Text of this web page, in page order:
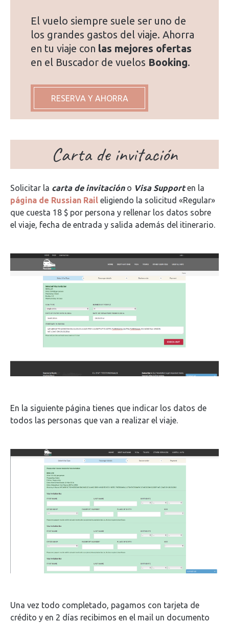
El vuelo siempre suele ser uno de
los grandes gastos del viaje. Ahorra
en tu viaje con las mejores ofertas
en el Buscador de vuelos Booking.
RESERVA Y AHORRA
Carta de invitación
Solicitar la carta de invitacióno Visa Supporten la
página de Russian Rail eligiendo la solicitud «Regular»
que cuesta 18 $ por persona y rellenar los datos sobre
el viaje, fecha de entrada y salida además del itinerario.
En la siguiente página tienes que indicar los datos de
todos las personas que van a realizar el viaje.
Una vez todo completado, pagamos con tarjeta de
crédito y en 2 días recibimos en el mail un documento